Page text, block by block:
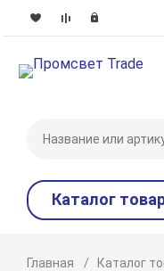
Каталог
Главная Каталог